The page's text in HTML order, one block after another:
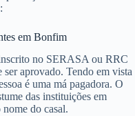
em Bonfim
no SERASA ou RRC
aprovado. Tendo em vista
é uma má pagadora. O
das instituições em
do casal.